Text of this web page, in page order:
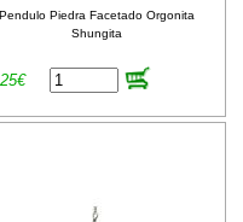
Pendulo Piedra Facetado Orgonita
Shungita